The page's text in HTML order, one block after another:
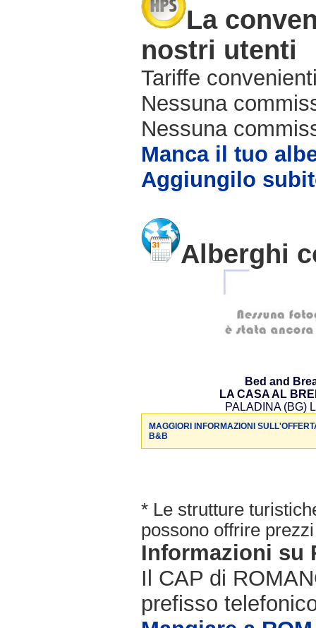
La
nostri utenti
Tariffe
Nessuna
Nessuna
Manca il tuo
Aggiungilo
Alberghi
Bed and
LA CASA AL
PALADINA (BG)
MAGGIORI INFORMAZIONI
B&B
* Le strutture
possono offrire
Informazioni su
Il CAP di
prefisso